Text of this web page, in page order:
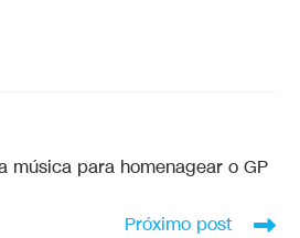
música para homenagear o GP
Próximo post